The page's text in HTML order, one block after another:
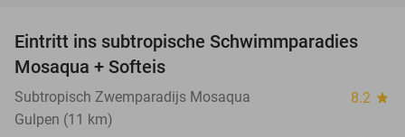
25%
Eintritt ins subtropische Schwimmparadies
Mosaqua + Softeis
Subtropisch Zwemparadijs Mosaqua 8.2 star
Gulpen (11 km)